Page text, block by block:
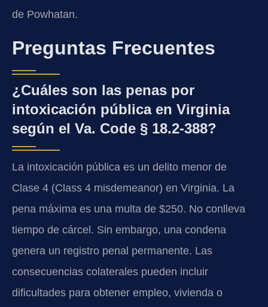
de Powhatan.
Preguntas Frecuentes
¿Cuáles son las penas por
intoxicación pública en Virginia
según el Va. Code § 18.2-388?
La intoxicación pública es un delito menor de
Clase 4 (Class 4 misdemeanor) en Virginia. La
pena máxima es una multa de $250. No conlleva
tiempo de cárcel. Sin embargo, una condena
genera un registro penal permanente. Las
consecuencias colaterales pueden incluir
dificultades para obtener empleo, vivienda o